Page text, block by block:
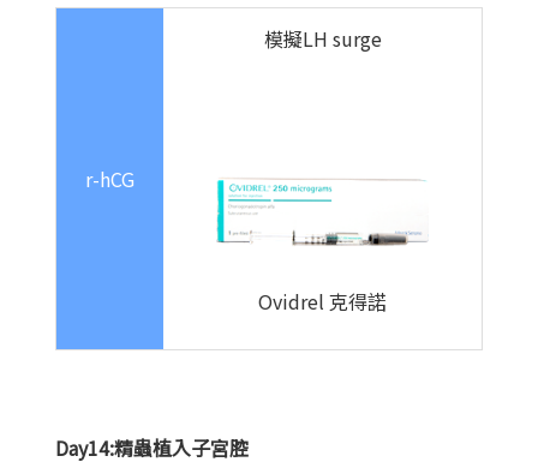
r-hCG
模擬LH surge
Ovidrel 克得諾
Day14:精蟲植入子宮腔